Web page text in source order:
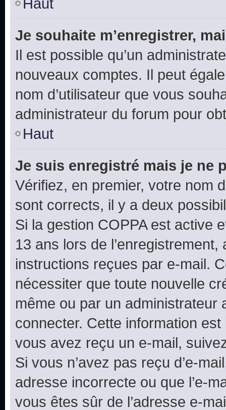
Je souhaite m’enregistrer,
Il est possible qu’un
nouveaux comptes. Il peut
nom d’utilisateur que vous
administrateur du forum pour
Haut
Je suis enregistré mais je ne
Vérifiez, en premier, votre nom
sont corrects, il y a deux
Si la gestion COPPA est active
13 ans lors de
instructions reçues par e-mail.
nécessiter que toute nouvelle
même ou par un
connecter. Cette information
vous avez reçu un e-mail,
Si vous n’avez pas reçu d’e-
adresse incorrecte ou que l’e-
vous êtes sûr de l’adresse e-